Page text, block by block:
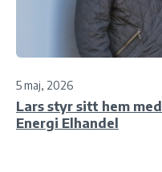
5 maj, 2026
Lars styr sitt hem
Energi Elhandel